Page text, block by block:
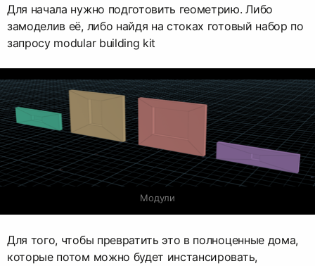
Для начала нужно подготовить геометрию. Либо
замоделив её, либо найдя на стоках готовый набор по
запросу modular building kit
Модули
Для того, чтобы превратить это в полноценные дома,
которые потом можно будет инстансировать,